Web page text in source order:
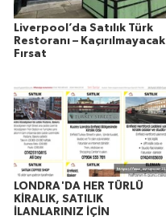
Liverpool’da Satılık Türk
Restoranı – Kaçırılmayacak
Fırsat
LONDRA'DA HER TÜRLÜ
KİRALIK, SATILIK
İLANLARINIZ İÇİN